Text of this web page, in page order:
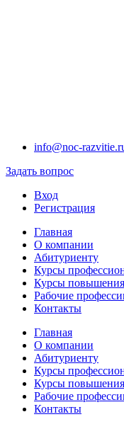
info@noc-
Задать вопрос
Вход
Регистрация
Главная
О компании
Абитуриенту
Курсы
Курсы
Рабочие
Контакты
Главная
О компании
Абитуриенту
Курсы
Курсы
Рабочие
Контакты